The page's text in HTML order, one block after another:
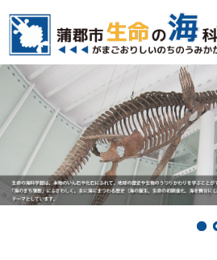
の
す
ー
し
文
へ